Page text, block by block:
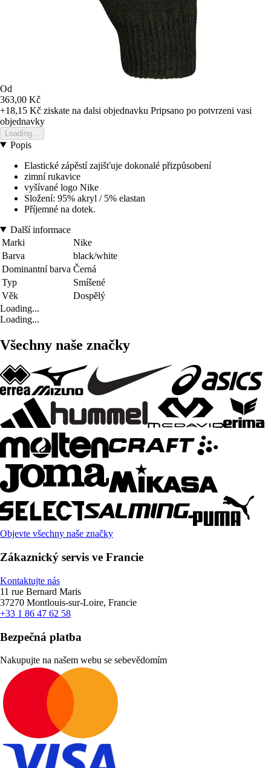
Od
363,00 Kč
+18,15 Kč ziskate na dalsi objednavku Pripsano po potvrzeni vasi
objednavky
Loading...
Popis
Elastické zápěstí zajišťuje dokonalé přizpůsobení
zimní rukavice
vyšívané logo Nike
Složení: 95% akryl / 5% elastan
Příjemné na dotek.
Další informace
Marki
Nike
Barva
black/white
Dominantní barva Černá
Typ
Smíšené
Věk
Dospělý
Loading...
Loading...
Všechny naše značky
Objevte všechny naše značky
Zákaznický servis ve Francie
Kontaktujte nás
11 rue Bernard Maris
37270 Montlouis-sur-Loire, Francie
+33 1 86 47 62 58
Bezpečná platba
Nakupujte na našem webu se sebevědomím